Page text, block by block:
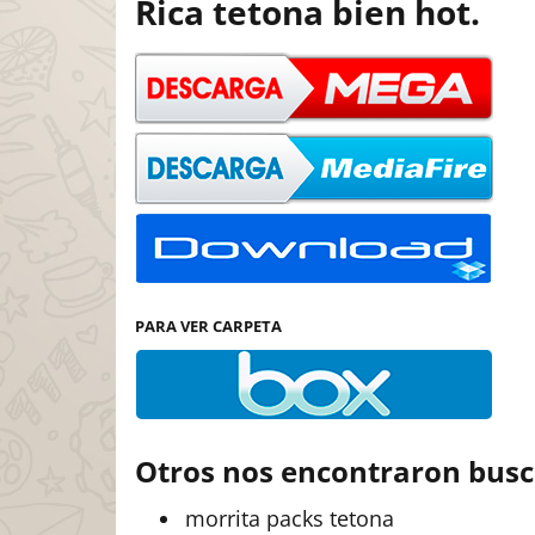
Rica tetona bien hot.
PARA VER CARPETA
Otros nos encontraron
morrita packs tetona